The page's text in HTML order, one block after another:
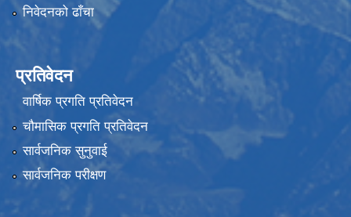
निवेदनको ढाँचा
प्रतिवेदन
वार्षिक प्रगति प्रतिवेदन
चौमासिक प्रगति प्रतिवेदन
सार्वजनिक सुनुवाई
सार्वजनिक परीक्षण